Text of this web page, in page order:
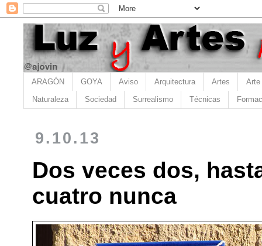
ARAGÓN GOYA Aviso Arquitectura Artes Arte
Naturaleza Sociedad Surrealismo Técnicas
9.10.13
Dos veces dos,
cuatro nunca